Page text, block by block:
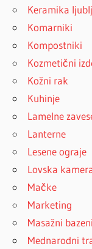
Keramika
Komarniki
Kompostniki
Kozmetični
Kožni rak
Kuhinje
Lamelne
Lanterne
Lesene ograje
Lovska
Mačke
Marketing
Masažni bazeni
Mednarodni